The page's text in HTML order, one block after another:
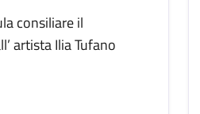
consiliare il
artista Ilia Tufano